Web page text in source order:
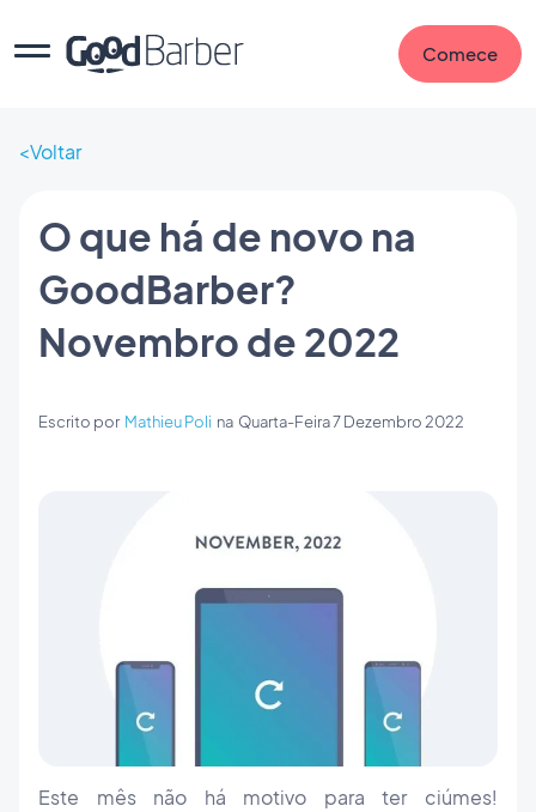
Comece
Voltar
O que há de novo na
GoodBarber?
Novembro de 2022
Escrito por Mathieu Poli na Quarta-Feira 7 Dezembro 2022
Este mês não há motivo para ter ciúmes!